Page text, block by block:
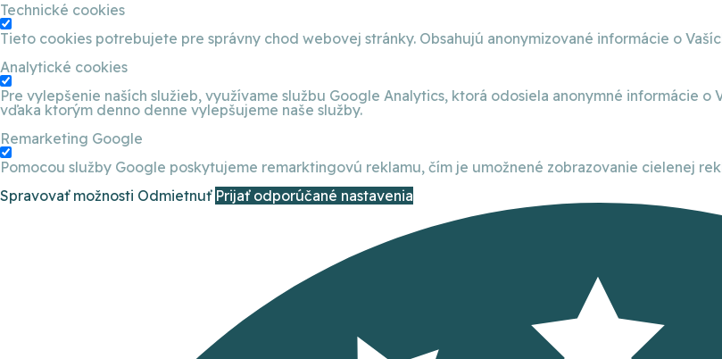
Technické cookies
Tieto cookies potrebujete pre správny chod webovej stránky. Obsahujú anonymizované informácie o
Analytické cookies
Pre vylepšenie naších služieb, využívame službu Google Analytics, ktorá odosiela anonymné informácie
vďaka ktorým denno denne vylepšujeme naše služby.
Remarketing Google
Pomocou služby Google poskytujeme remarktingovú reklamu, čím je umožnené zobrazovanie cielenej
Spravovať možnosti Odmietnuť Prijať odporúčané nastavenia